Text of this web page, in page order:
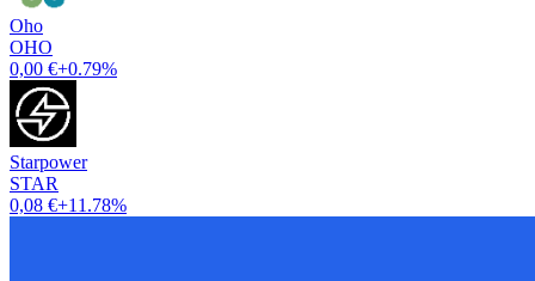
Oho
OHO
0,00 €+0.79%
Starpower
STAR
0,08 €+11.78%